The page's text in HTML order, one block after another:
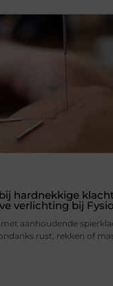
hardnekkige
verlichting bij
aanhoudende
rust, rekken of